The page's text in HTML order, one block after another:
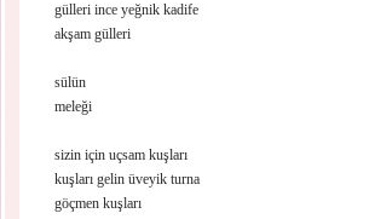
gülleri ince yeğnik kadife
akşam gülleri
sülün
meleği
sizin için uçsam kuşları
kuşları gelin üveyik turna
göçmen kuşları